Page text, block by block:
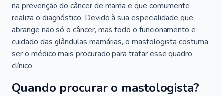
na prevenção do câncer de mama e que comumente
realiza o diagnóstico. Devido à sua especialidade que
abrange não só o câncer, mas todo o funcionamento e
cuidado das glândulas mamárias, o mastologista costuma
ser o médico mais procurado para tratar esse quadro
clínico.
Quando procurar o mastologista?